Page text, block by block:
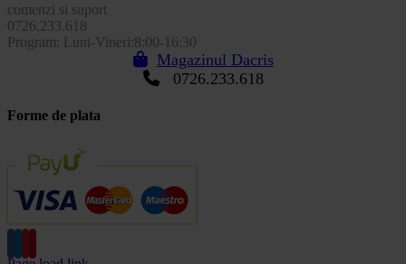
comenzi si suport
0726.233.618
Program: Luni-Vineri:8:00-16:30
Magazinul Dacris
0726.233.618
Forme de plata